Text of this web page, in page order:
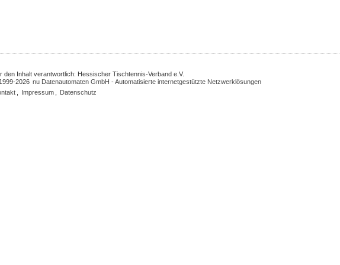
den Inhalt verantwortlich: Hessischer Tischtennis-Verband e.V.
2026 nu Datenautomaten GmbH - Automatisierte internetgestützte Netzwerklösungen
Impressum Datenschutz